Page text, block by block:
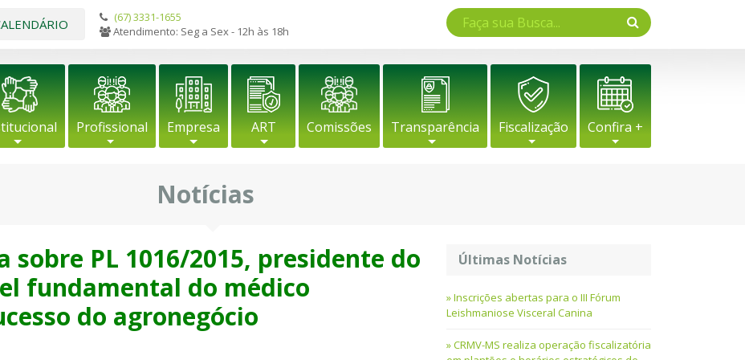
(67) 3331-1655
Atendimento: Seg a Sex - 12h às 18h
Profissional Empresa ART Comissões Transparência Fiscalização Confira +
Notícias
sobre PL 1016/2015, presidente do
fundamental do médico
do agronegócio
Últimas Notícias
Inscrições abertas para o III Fórum
Leishmaniose Visceral Canina
CRMV-MS realiza operação fiscalizatória